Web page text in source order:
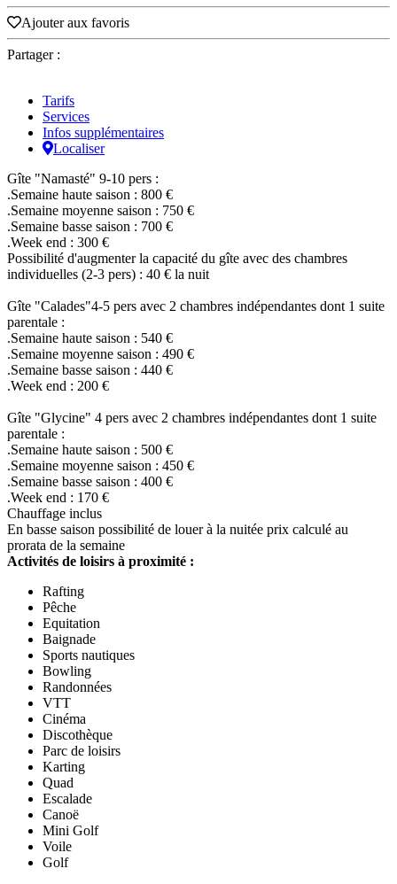
Ajouter aux favoris
Partager :
Tarifs
Services
Infos supplémentaires
Localiser
Gîte "Namasté" 9-10 pers :
.Semaine haute saison : 800 €
.Semaine moyenne saison : 750 €
.Semaine basse saison : 700 €
.Week end : 300 €
Possibilité d'augmenter la capacité du gîte avec des chambres
individuelles (2-3 pers) : 40 € la nuit
Gîte "Calades"4-5 pers avec 2 chambres indépendantes dont 1 suite
parentale :
.Semaine haute saison : 540 €
.Semaine moyenne saison : 490 €
.Semaine basse saison : 440 €
.Week end : 200 €
Gîte "Glycine" 4 pers avec 2 chambres indépendantes dont 1 suite
parentale :
.Semaine haute saison : 500 €
.Semaine moyenne saison : 450 €
.Semaine basse saison : 400 €
.Week end : 170 €
Chauffage inclus
En basse saison possibilité de louer à la nuitée prix calculé au
prorata de la semaine
Activités de loisirs à proximité :
Rafting
Pêche
Equitation
Baignade
Sports nautiques
Bowling
Randonnées
VTT
Cinéma
Discothèque
Parc de loisirs
Karting
Quad
Escalade
Canoë
Mini Golf
Voile
Golf